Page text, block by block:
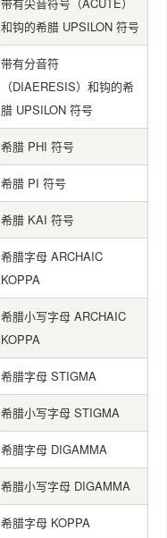
和钩的希腊 UPSILON 符号
带有分音符
（DIAERESIS）和钩的希
腊 UPSILON 符号
希腊 PHI 符号
希腊 PI 符号
希腊 KAI 符号
希腊字母 ARCHAIC
KOPPA
希腊小写字母 ARCHAIC
KOPPA
希腊字母 STIGMA
希腊小写字母 STIGMA
希腊字母 DIGAMMA
希腊小写字母 DIGAMMA
希腊字母 KOPPA